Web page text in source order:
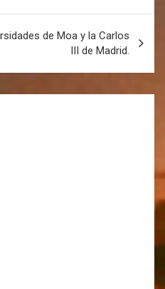
de Moa y la Carlos
III de Madrid.